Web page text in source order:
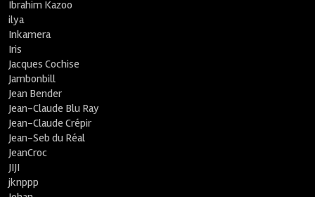
Ibrahim Kazoo
ilya
Inkamera
Iris
Jacques Cochise
Jambonbill
Jean Bender
Jean-Claude Blu Ray
Jean-Claude Crépir
Jean-Seb du Réal
JeanCroc
JIJI
jknppp